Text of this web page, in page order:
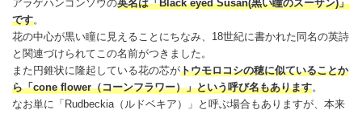
アラゲハンゴンソウの英名は「Black eyed Susan(黒い瞳のスーザン)」
です。
花の中心が黒い瞳に見えることにちなみ、18世紀に書かれた同名の英詩
と関連づけられてこの名前がつきました。
また円錐状に隆起している花の芯がトウモロコシの穂に似ていることか
ら「cone flower（コーンフラワー）」という呼び名もあります。
なお単に「Rudbeckia（ルドベキア）」と呼ぶ場合もありますが、本来